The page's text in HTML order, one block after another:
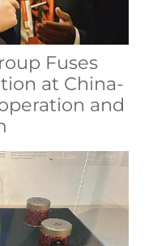
Fuses
at China-
and